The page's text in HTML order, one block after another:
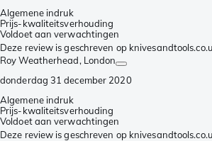
Algemene indruk
Prijs-kwaliteitsverhouding
Voldoet aan verwachtingen
Deze review is geschreven op
Roy Weatherhead, London
donderdag 31 december 2020
Algemene indruk
Prijs-kwaliteitsverhouding
Voldoet aan verwachtingen
Deze review is geschreven op